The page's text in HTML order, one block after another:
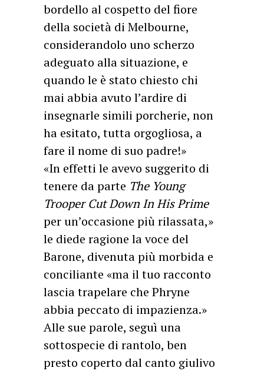
bordello al cospetto del fiore
della società di Melbourne,
considerandolo uno scherzo
adeguato alla situazione, e
quando le è stato chiesto chi
mai abbia avuto l’ardire di
insegnarle simili porcherie, non
ha esitato, tutta orgogliosa, a
fare il nome di suo padre!»
«In effetti le avevo suggerito di
tenere da parte The Young
Trooper Cut Down In His Prime
per un’occasione più rilassata,»
le diede ragione la voce del
Barone, divenuta più morbida e
conciliante «ma il tuo racconto
lascia trapelare che Phryne
abbia peccato di impazienza.»
Alle sue parole, seguì una
sottospecie di rantolo, ben
presto coperto dal canto giulivo